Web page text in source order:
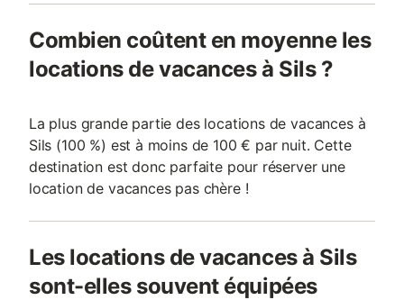
Combien coûtent en moyenne les
locations de vacances à Sils ?
La plus grande partie des locations de vacances à
Sils (100 %) est à moins de 100 € par nuit. Cette
destination est donc parfaite pour réserver une
location de vacances pas chère !
Les locations de vacances à Sils
sont-elles souvent équipées